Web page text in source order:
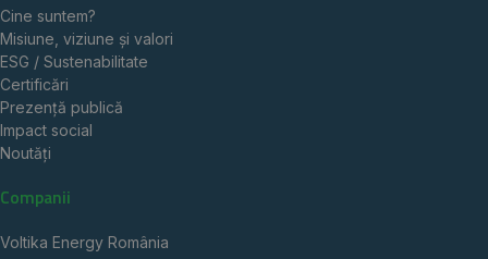
Cine suntem?
Misiune, viziune și valori
ESG / Sustenabilitate
Certificări
Prezență publică
Impact social
Noutăți
Companii
Voltika Energy România